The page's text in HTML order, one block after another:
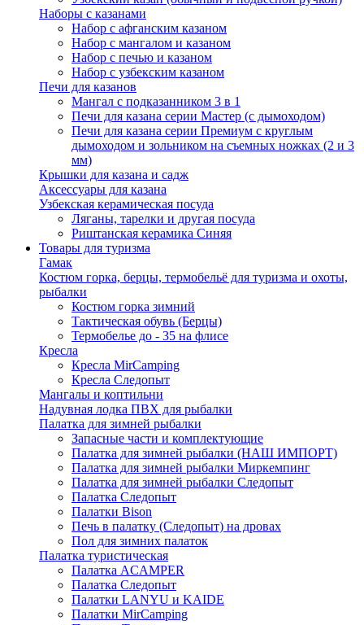
Наборы с казанами
Набор с афганским казаном
Набор с мангалом и казаном
Набор с печью и казаном
Набор с узбекским казаном
Печи для казанов
Мангал с подказанником 3 в 1
Печи для казана серии Мастер (с дымоходом)
Печи для казана серии Премиум с круглым
дымоходом и зольником на съемных ножках (2 и 3
мм)
Крышки для казана и садж
Аксессуары для казана
Узбекская керамическая посуда
Ляганы, тарелки и другая посуда
Риштанская керамика Синяя
Товары для туризма
Гамак
Костюм горка, берцы, термобельё для туризма и охоты,
рыбалки
Костюм горка зимний
Тактическая обувь (Берцы)
Термобелье до - 35 на флисе
Кресла
Кресла MirCamping
Кресла Следопыт
Мангалы и коптильни
Надувная лодка ПВХ для рыбалки
Палатка для зимней рыбалки
Запасные части и комплектующие
Палатка для зимней рыбалки (НАШ ИМПОРТ)
Палатка для зимней рыбалки Миркемпинг
Палатка для зимней рыбалки Следопыт
Палатка Следопыт
Палатки Bison
Печь в палатку (Следопыт) на дровах
Пол для зимних палаток
Палатка туристическая
Палатка ACAMPER
Палатка Следопыт
Палатки LANYU и KAIDE
Палатки MirCamping